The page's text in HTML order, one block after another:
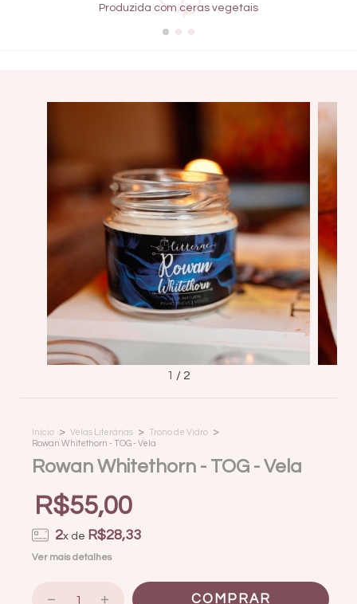
Produzida com ceras vegetais
1 / 2
Início > Velas Literárias > Trono de Vidro >
Rowan Whitethorn - TOG - Vela
Rowan Whitethorn - TOG - Vela
R$55,00
2x de R$28,33
Ver mais detalhes